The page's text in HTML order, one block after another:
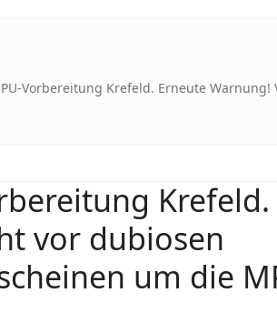
Vorbereitung Krefeld. Erneute
Krefeld.
vor dubiosen
um die